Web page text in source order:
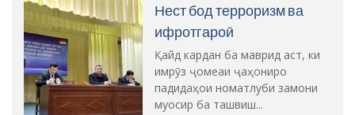
Нест бод терроризм ва
ифротгароӣ
Қайд кардан ба маврид аст, ки
имрӯз ҷомеаи ҷаҳониро
падидаҳои номатлуби замони
муосир ба ташвиш...